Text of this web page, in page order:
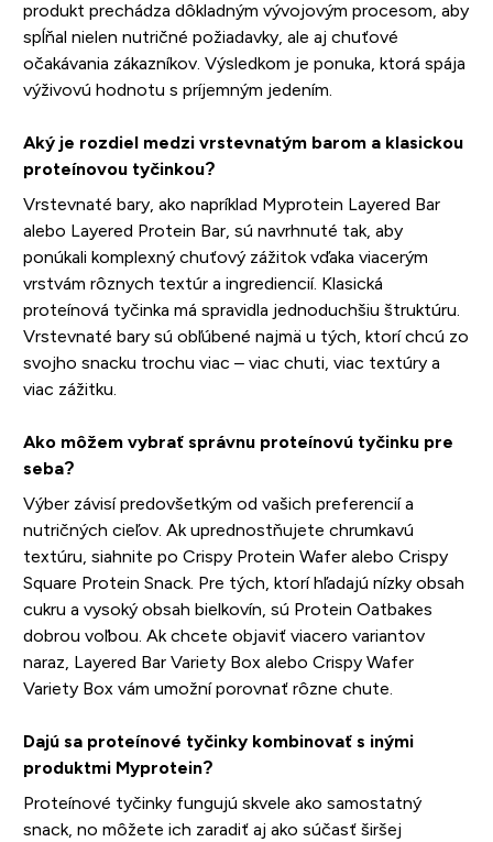
produkt prechádza dôkladným vývojovým procesom, aby
spĺňal nielen nutričné požiadavky, ale aj chuťové
očakávania zákazníkov. Výsledkom je ponuka, ktorá spája
výživovú hodnotu s príjemným jedením.
Aký je rozdiel medzi vrstevnatým barom a klasickou
proteínovou tyčinkou?
Vrstevnaté bary, ako napríklad Myprotein Layered Bar
alebo Layered Protein Bar, sú navrhnuté tak, aby
ponúkali komplexný chuťový zážitok vďaka viacerým
vrstvám rôznych textúr a ingrediencií. Klasická
proteínová tyčinka má spravidla jednoduchšiu štruktúru.
Vrstevnaté bary sú obľúbené najmä u tých, ktorí chcú zo
svojho snacku trochu viac – viac chuti, viac textúry a
viac zážitku.
Ako môžem vybrať správnu proteínovú tyčinku pre
seba?
Výber závisí predovšetkým od vašich preferencií a
nutričných cieľov. Ak uprednostňujete chrumkavú
textúru, siahnite po Crispy Protein Wafer alebo Crispy
Square Protein Snack. Pre tých, ktorí hľadajú nízky obsah
cukru a vysoký obsah bielkovín, sú Protein Oatbakes
dobrou voľbou. Ak chcete objaviť viacero variantov
naraz, Layered Bar Variety Box alebo Crispy Wafer
Variety Box vám umožní porovnať rôzne chute.
Dajú sa proteínové tyčinky kombinovať s inými
produktmi Myprotein?
Proteínové tyčinky fungujú skvele ako samostatný
snack, no môžete ich zaradiť aj ako súčasť širšej